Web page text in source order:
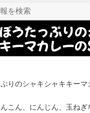
うたっぷり
ーマカレー
りのシャキシャキキー
こん、にんじん、玉ね